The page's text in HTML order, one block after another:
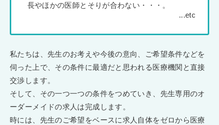
長やほかの医師とそりが合わない・・・。
私たちは、先生のお考えや今後の意向、ご希望条件などを
伺った上で、その条件に最適だと思われる医療機関と直接
交渉します。
そして、その一つ一つの条件をつめていき、先生専用のオ
ーダーメイドの求人は完成します。
時には、先生のご希望をベースに求人自体をゼロから医療